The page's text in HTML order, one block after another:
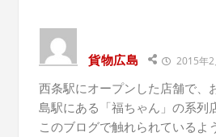
貨物広島 2015年
西条駅にオープンした店舗で、
島駅にある「福ちゃん」の系列
このブログで触れられているよ